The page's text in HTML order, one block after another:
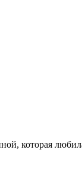
которая